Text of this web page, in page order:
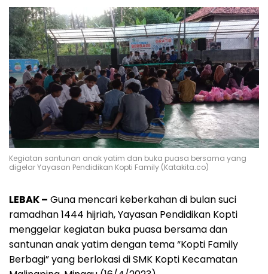
Kegiatan santunan anak yatim dan buka puasa bersama yang
digelar Yayasan Pendidikan Kopti Family (Katakita.co)
LEBAK – Guna mencari keberkahan di bulan suci
ramadhan 1444 hijriah, Yayasan Pendidikan Kopti
menggelar kegiatan buka puasa bersama dan
santunan anak yatim dengan tema “Kopti Family
Berbagi” yang berlokasi di SMK Kopti Kecamatan